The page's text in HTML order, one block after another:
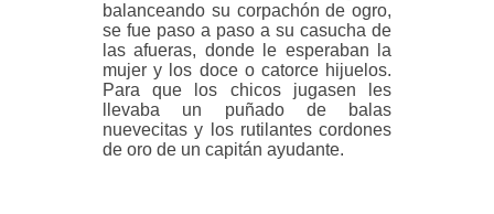
balanceando su corpachón de ogro,
se fue paso a paso a su casucha de
las afueras, donde le esperaban la
mujer y los doce o catorce hijuelos.
Para que los chicos jugasen les
llevaba un puñado de balas
nuevecitas y los rutilantes cordones
de oro de un capitán ayudante.